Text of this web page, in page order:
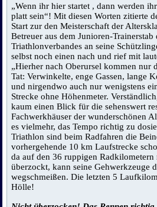
„Wenn ihr hier startet , dann werden
platt sein“! Mit diesen Worten zitierte
Start zur den Meisterschaft der
Betreuer aus dem Junioren-Trainerstab
Triathlonverbandes an seine
selbst noch einen nach und rief mit
„Hierher nach Oberursel kommen nur
Tat: Verwinkelte, enge Gassen, lange
und nirgendwo auch nur wenigstens
Strecke ohne Höhenmeter.
kaum einen Blick für die sehenswert
Fachwerkhäuser der wunderschönen
es vielmehr, das Tempo richtig zu
Triathlon sind beim Radfahren die
vorhergehende 10 km Laufstrecke
da auf den 36 ruppigen
überzockt, kann seine Gehwerkzeuge
wegschmeißen. Die letzten 5
Hölle!